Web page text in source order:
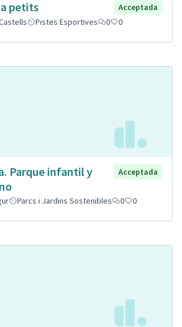
petits
Acceptada
Pistes Esportives 0 0
Parque infantil y
Acceptada
Parcs i Jardins Sostenibles 0 0